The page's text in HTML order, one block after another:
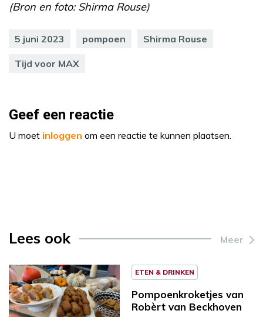
(Bron en foto: Shirma Rouse)
5 juni 2023 pompoen Shirma Rouse
Tijd voor MAX
Geef een reactie
U moet inloggen om een reactie te kunnen plaatsen.
Lees ook Meer
ETEN & DRINKEN
Pompoenkroketjes van
Robèrt van Beckhoven